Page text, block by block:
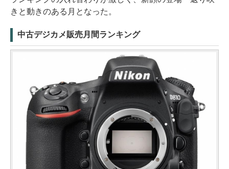
きと動きのある月となった。
中古デジカメ販売月間ランキング